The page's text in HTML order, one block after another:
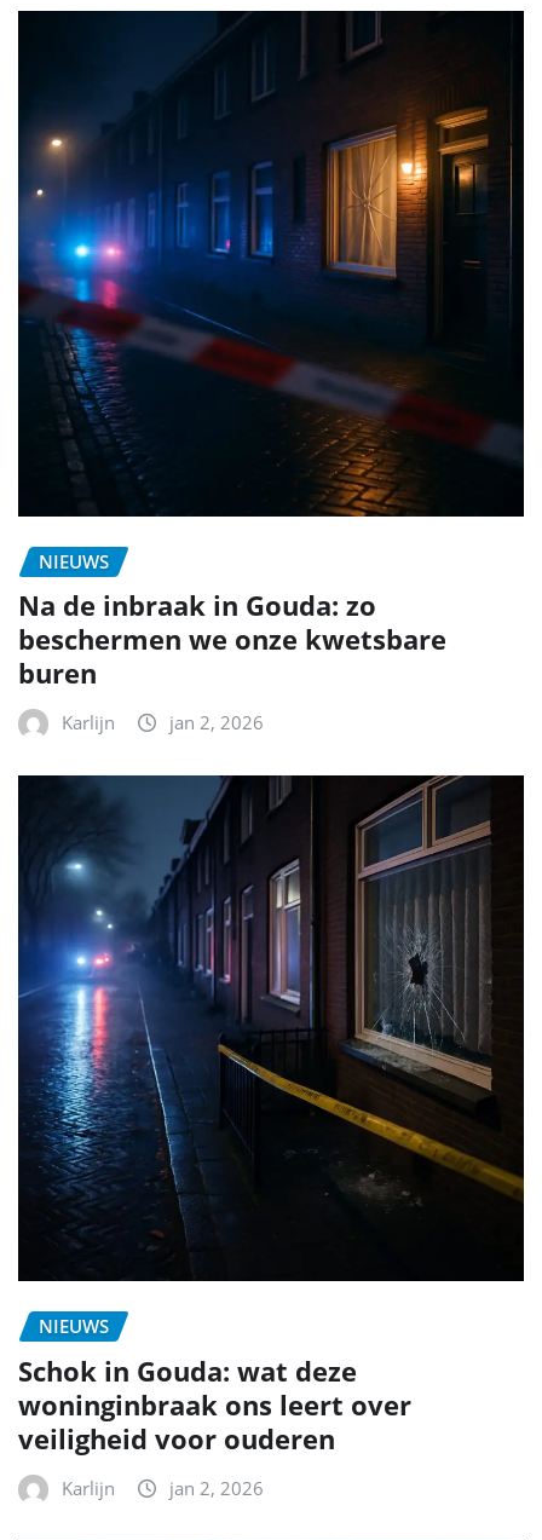
NIEUWS
Na de inbraak in Gouda: zo
beschermen we onze kwetsbare
buren
Karlijn jan 2, 2026
NIEUWS
Schok in Gouda: wat deze
woninginbraak ons leert over
veiligheid voor ouderen
Karlijn jan 2, 2026